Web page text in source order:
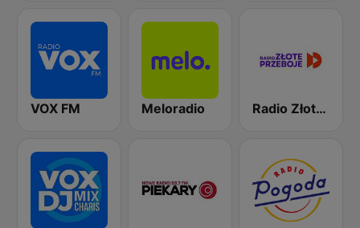
VOX FM Meloradio Radio Złote Przeboje